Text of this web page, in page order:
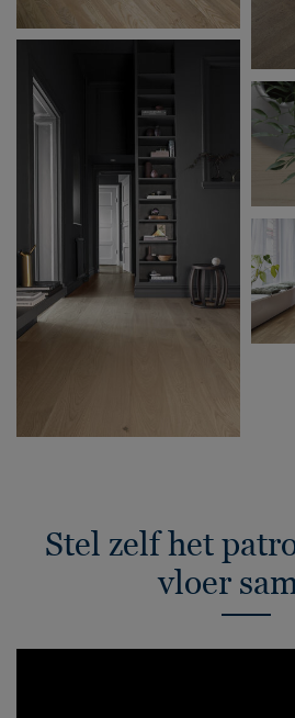
Stel zelf het
vloer